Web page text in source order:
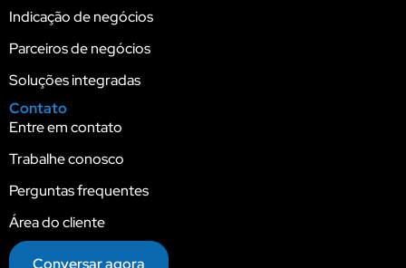
Indicação de negócios
Parceiros de negócios
Soluções integradas
Contato
Entre em contato
Trabalhe conosco
Perguntas frequentes
Área do cliente
Conversar agora